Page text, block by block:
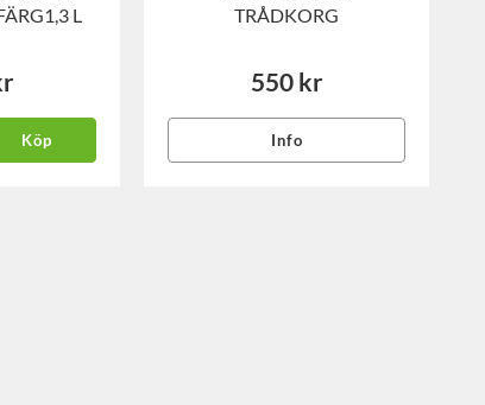
L
Köp
TRÅDKORG
550 kr
Info